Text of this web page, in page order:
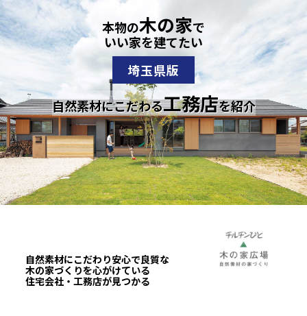
本物の木の家で
いい家を建てたい
埼玉県版
自然素材にこだわる工務店を紹介
自然素材にこだわり安心で良質な
木の家づくりを心がけている
住宅会社・工務店が見つかる